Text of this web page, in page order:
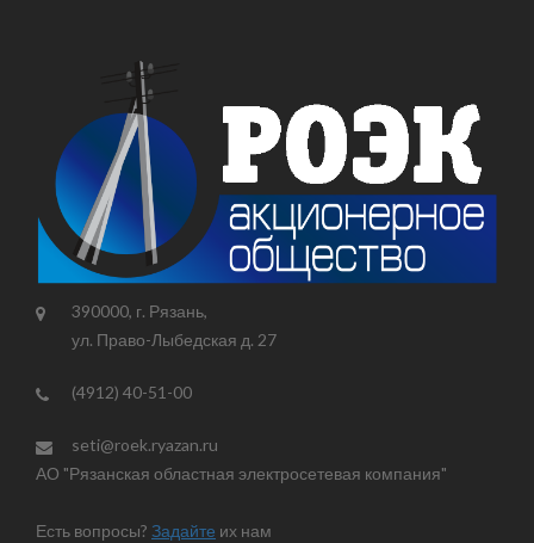
390000, г. Рязань,
ул. Право-Лыбедская д. 27
(4912) 40-51-00
seti@roek.ryazan.ru
АО "Рязанская областная электросетевая компания"
Есть вопросы? Задайте их нам